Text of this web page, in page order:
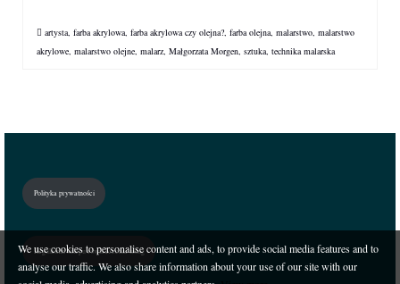
artysta, farba akrylowa, farba akrylowa czy olejna?, farba olejna, malarstwo, malarstwo
akrylowe, malarstwo olejne, malarz, Małgorzata Morgen, sztuka, technika malarska
Polityka prywatności
Regulamin sklepu i świadczenia usług
We use cookies to personalise content and ads, to provide social media features and to
analyse our traffic. We also share information about your use of our site with our